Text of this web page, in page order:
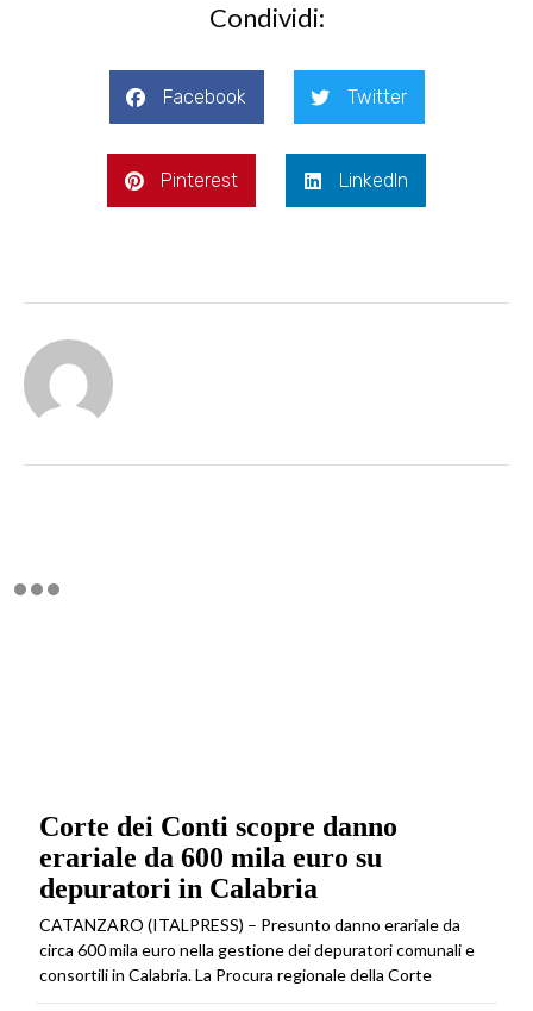
Condividi:
Facebook Twitter
Pinterest LinkedIn
Corte dei Conti scopre danno
erariale da 600 mila euro su
depuratori in Calabria
CATANZARO (ITALPRESS) – Presunto danno erariale da
circa 600 mila euro nella gestione dei depuratori comunali e
consortili in Calabria. La Procura regionale della Corte